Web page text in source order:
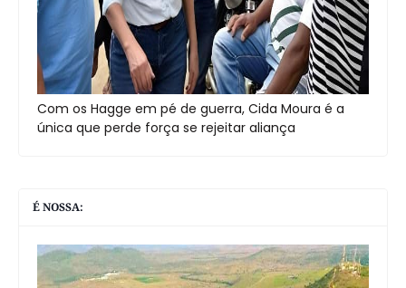
Com os Hagge em pé de guerra, Cida Moura é a
única que perde força se rejeitar aliança
É NOSSA: